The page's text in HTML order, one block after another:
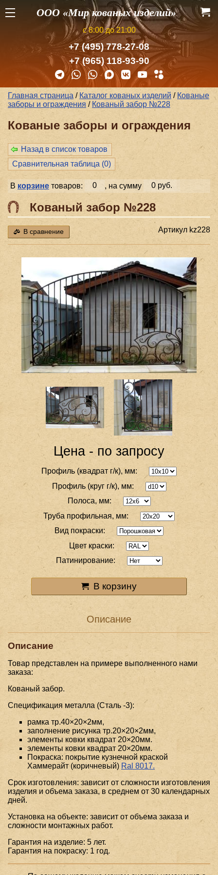
ООО «Мир кованых изделий»
с 8:00 до 21:00
+7 (495) 778-27-08
+7 (965) 118-93-90
Главная страница / Каталог кованых изделий / Кованые
заборы и ог­ражде­ния / Кованый забор №228
Кованые заборы и ог­ражде­ния
Назад в список товаров
Сравнительная таблица (0)
В корзинетоваров: 0 , на сумму 0 руб.
Кованый забор №228
В сравнение Артикул kz228
Цена - по запросу
Профиль (квадрат г/к), мм:
Профиль (круг г/к), мм:
Полоса, мм:
Труба профильная, мм:
Вид покраски:
Цвет краски:
Патинирование:
В корзину
Описание
Описание
Товар представлен на примере выполненного нами
заказа:
Кованый забор.
Спецификация металла (Сталь -3):
рамка тр.40×20×2мм,
заполнение рисунка тр.20×20×2мм,
элементы ковки квадрат 20×20мм.
элементы ковки квадрат 20×20мм.
Покраска: покрытие кузнечной краской
Хаммерайт (коричневый) Ral 8017.
Срок изготовления: зависит от сложности изготовления
изделия и объема заказа, в среднем от 30 календарных
дней.
Установка на объекте: зависит от объема заказа и
сложности монтажных работ.
Гарантия на изделие: 5 лет.
Гарантия на покраску: 1 год.